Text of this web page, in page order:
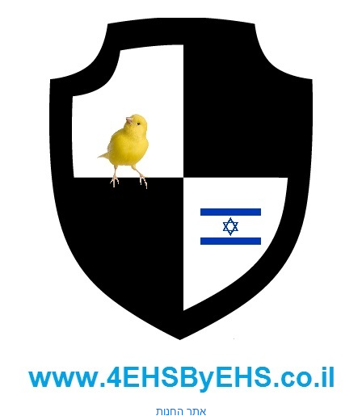
אתר החנות